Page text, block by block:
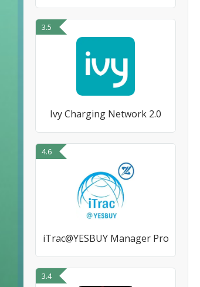
3.5
Ivy Charging Network 2.0
4.6
iTrac@YESBUY Manager Pro
3.4